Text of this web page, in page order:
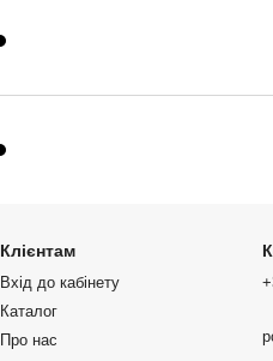
Клієнтам
Вхід до кабінету
Каталог
Про нас